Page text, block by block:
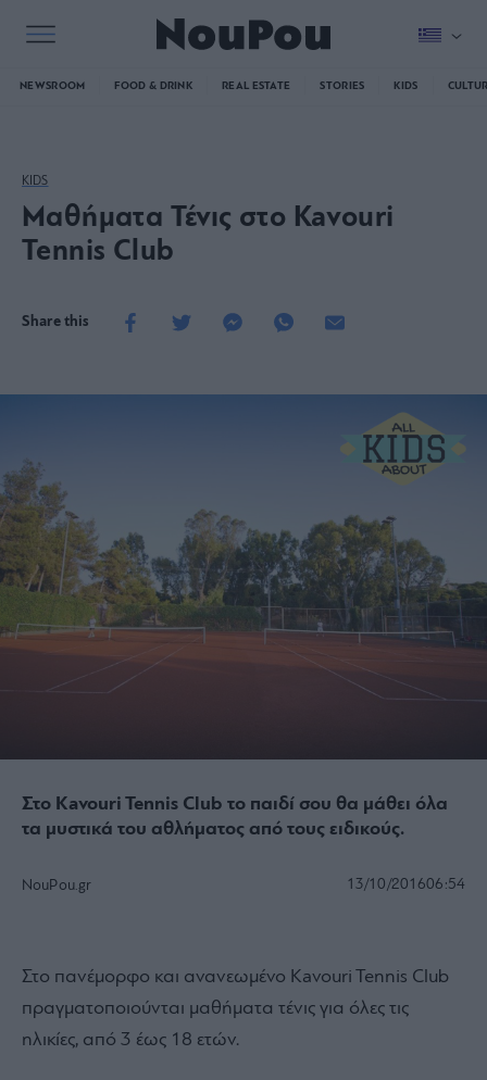
NEWSROOM FOOD & DRINK REAL ESTATE STORIES KIDS
KIDS
Μαθήματα Τένις στo Kavouri
Tennis Club
Share this
Στο Kavouri Tennis Club το παιδί σου θα μάθει όλα
τα μυστικά του αθλήματος από τους ειδικούς.
NouPou.gr 13/10/201606:54
Στο πανέμορφο και ανανεωμένο Kavouri Tennis Club
πραγματοποιούνται μαθήματα τένις για όλες τις
ηλικίες, από 3 έως 18 ετών.